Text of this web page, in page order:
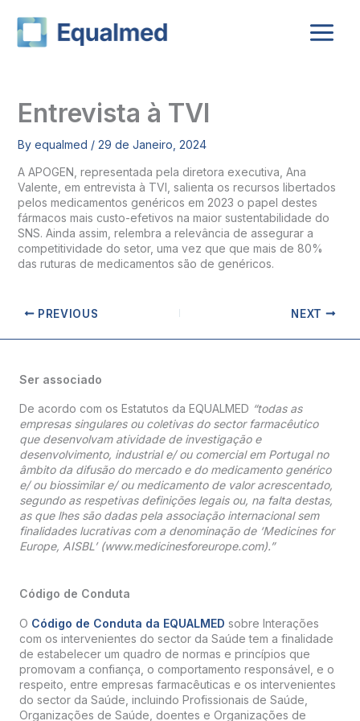
content
Entrevista à TVI
By equalmed / 29 de Janeiro, 2024
A APOGEN, representada pela diretora executiva, Ana
Valente, em entrevista à TVI, salienta os recursos libertados
pelos medicamentos genéricos em 2023 o papel destes
fármacos mais custo-efetivos na maior sustentabilidade do
SNS. Ainda assim, relembra a relevância de assegurar a
competitividade do setor, uma vez que que mais de 80%
das ruturas de medicamentos são de genéricos.
PREVIOUS NEXT
Ser associado
De acordo com os Estatutos da EQUALMED “todas as
empresas singulares ou coletivas do sector farmacêutico
que desenvolvam atividade de investigação e
desenvolvimento, industrial e/ ou comercial em Portugal no
âmbito da difusão do mercado e do medicamento genérico
e/ ou biossimilar e/ ou medicamento de valor acrescentado,
segundo as respetivas definições legais ou, na falta destas,
as que lhes são dadas pela associação internacional sem
finalidades lucrativas com a denominação de ‘Medicines for
Europe, AISBL’ (www.medicinesforeurope.com).”
Código de Conduta
O Código de Conduta da EQUALMED sobre Interações
com os intervenientes do sector da Saúde tem a finalidade
de estabelecer um quadro de normas e princípios que
promovam a confiança, o comportamento responsável, e o
respeito, entre empresas farmacêuticas e os intervenientes
do sector da Saúde, incluindo Profissionais de Saúde,
Organizações de Saúde, doentes e Organizações de